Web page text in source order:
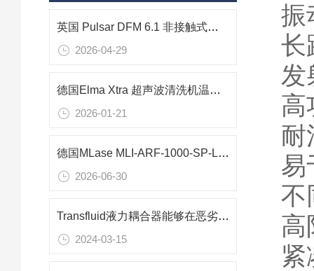
英国 Pulsar DFM 6.1 非接触式多普勒流量计 — 复杂流体全管测量的理想之选
2026-04-29
德国Elma Xtra 超声波清洗机温度设置方法
2026-01-21
德国MLase MLI-ARF-1000-SP-LC激光器在高分子薄膜高精度刻蚀中的技术应用
2026-06-30
Transfluid液力耦合器能够在恶劣的工作环境下稳定运行
2024-03-15
振
长
发
高
耐
易
不
高
紧